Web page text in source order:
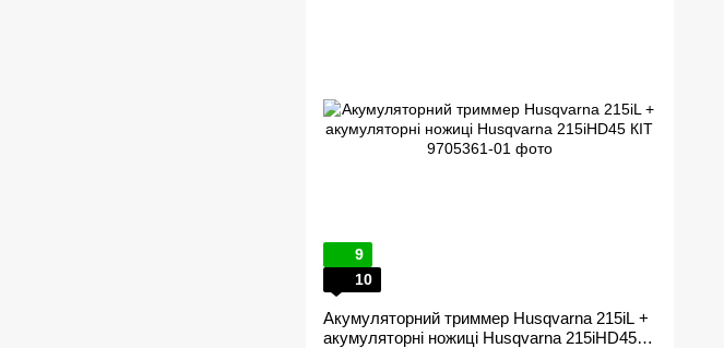
9
10
Акумуляторний триммер Husqvarna 215iL +
акумуляторні ножиці Husqvarna 215iHD45